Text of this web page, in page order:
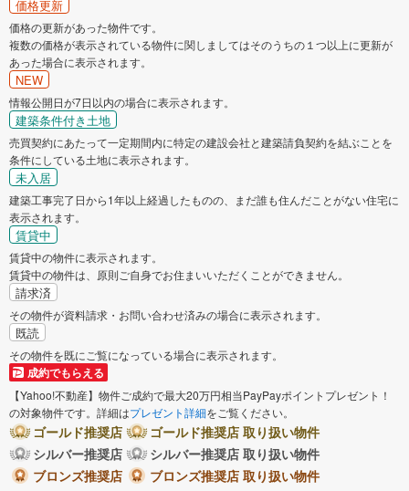
吾妻郡嬬恋村
吾妻郡東吾妻町
邑楽郡板倉町 邑楽郡明和町
邑楽郡千代田町
邑楽郡邑楽町
価格更新
価格の更新があった物件です。
複数の価格が表示されている物件に関しましてはそのうちの１つ以上に更新が
あった場合に表示されます。
NEW
情報公開日が7日以内の場合に表示されます。
建築条件付き土地
売買契約にあたって一定期間内に特定の建設会社と建築請負契約を結ぶことを
条件にしている土地に表示されます。
未入居
建築工事完了日から1年以上経過したものの、まだ誰も住んだことがない住宅に
表示されます。
賃貸中
賃貸中の物件に表示されます。
賃貸中の物件は、原則ご自身でお住まいいただくことができません。
請求済
その物件が資料請求・お問い合わせ済みの場合に表示されます。
既読
その物件を既にご覧になっている場合に表示されます。
成約でもらえる
【Yahoo!不動産】物件ご成約で最大20万円相当PayPayポイントプレゼント！
の対象物件です。詳細はプレゼント詳細をご覧ください。
ゴールド推奨店
ゴールド推奨店 取り扱い物件
シルバー推奨店
シルバー推奨店 取り扱い物件
ブロンズ推奨店
ブロンズ推奨店 取り扱い物件